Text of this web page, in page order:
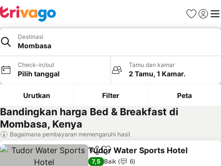
FavoritLogin
Destinasi
Mombasa
Check-in/out
Pilih tanggal
Tamu dan kamar
2 Tamu, 1 Kamar.
Urutkan Filter Peta
Bandingkan harga Bed & Breakfast di
Mombasa, Kenya
Bagaimana pembayaran memengaruhi hasil
BagikanTambahkan ke favorit
Tudor Water Sports Hotel
7,5 Baik
6